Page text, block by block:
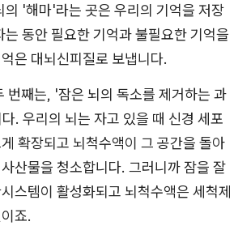
의 '해마'라는 곳은 우리의 기억을 저장
는 동안 필요한 기억과 불필요한 기억을
은 대뇌신피질로 보냅니다.
번째는, '잠은 뇌의 독소를 제거하는 과
. 우리의 뇌는 자고 있을 때 신경 세포
확장되고 뇌척수액이 그 공간을 돌아
산물을 청소합니다. 그러니까 잠을 잘
스템이 활성화되고 뇌척수액은 세척제
죠.